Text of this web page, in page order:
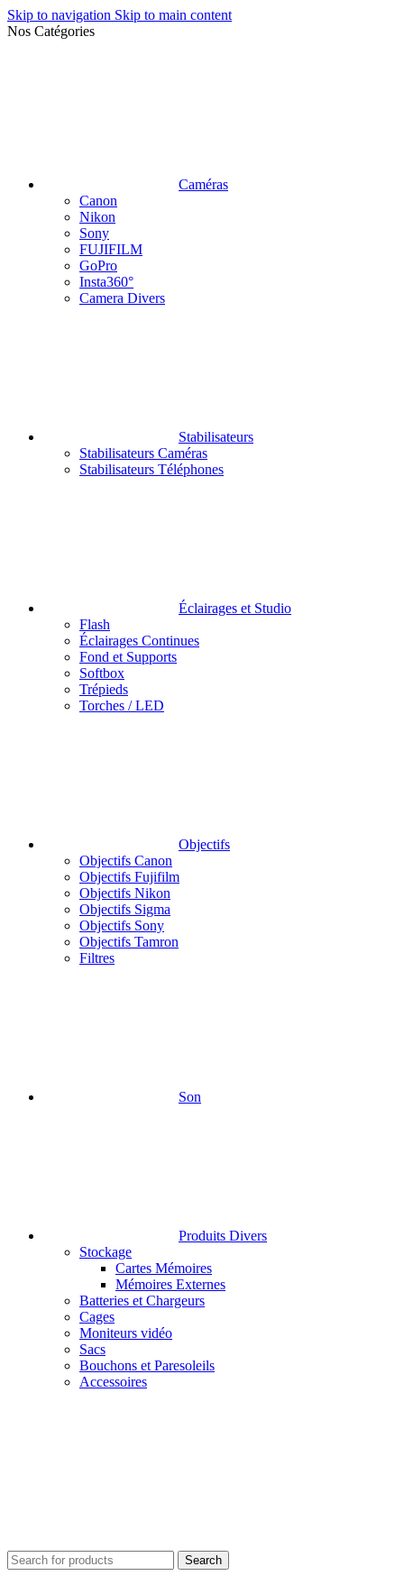
Skip to navigation Skip to main content
Nos Catégories
Caméras
Canon
Nikon
Sony
FUJIFILM
GoPro
Insta360°
Camera Divers
Stabilisateurs
Stabilisateurs Caméras
Stabilisateurs Téléphones
Éclairages et Studio
Flash
Éclairages Continues
Fond et Supports
Softbox
Trépieds
Torches / LED
Objectifs
Objectifs Canon
Objectifs Fujifilm
Objectifs Nikon
Objectifs Sigma
Objectifs Sony
Objectifs Tamron
Filtres
Son
Produits Divers
Stockage
Cartes Mémoires
Mémoires Externes
Batteries et Chargeurs
Cages
Moniteurs vidéo
Sacs
Bouchons et Paresoleils
Accessoires
Search